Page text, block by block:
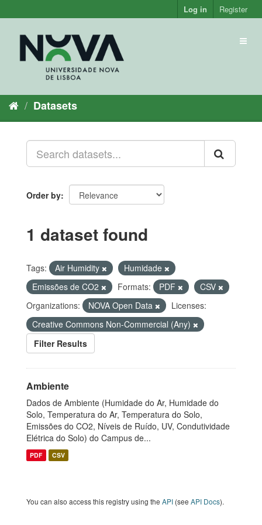
to
Log in Register
Datasets
Order by
1 dataset found
Tags: Air Humidity
Humidade
Emissões de CO2
Formats: PDF
CSV
Organizations:
NOVA Open Data
Licenses:
Creative Commons Non-Commercial (Any)
Filter Results
Ambiente
Dados de Ambiente (Humidade do Ar, Humidade do
Solo, Temperatura do Ar, Temperatura do Solo,
Emissões do CO2, Níveis de Ruído, UV, Condutividade
Elétrica do Solo) do Campus de...
PDF CSV
You can also access this registry using the API (see API Docs).